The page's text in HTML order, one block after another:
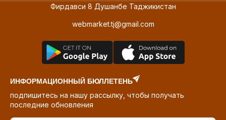
Фирдавси 8 Душанбе Таджикистан
webmarket.tj@gmail.com
ИНФОРМАЦИОННЫЙ БЮЛЛЕТЕНЬ
подпишитесь на нашу рассылку, чтобы получать
последние обновления